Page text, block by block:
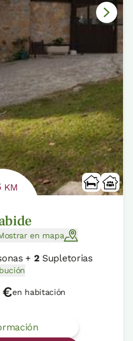
KM
en mapa
+ 2 Supletorias
€en habitación